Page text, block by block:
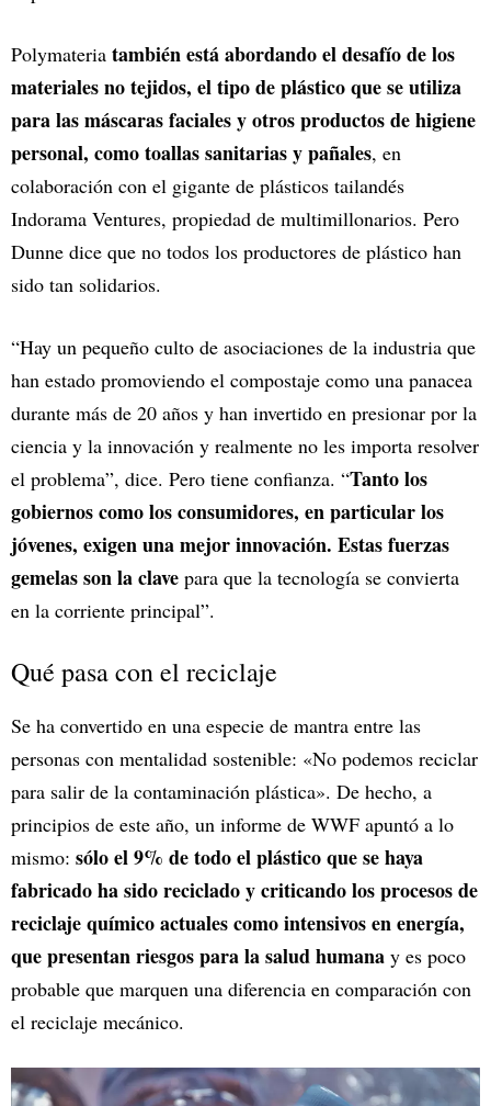
Polymateria también está abordando el desafío de los
materiales no tejidos, el tipo de plástico que se utiliza
para las máscaras faciales y otros productos de higiene
personal, como toallas sanitarias y pañales, en
colaboración con el gigante de plásticos tailandés
Indorama Ventures, propiedad de multimillonarios. Pero
Dunne dice que no todos los productores de plástico han
sido tan solidarios.
“Hay un pequeño culto de asociaciones de la industria que
han estado promoviendo el compostaje como una panacea
durante más de 20 años y han invertido en presionar por la
ciencia y la innovación y realmente no les importa resolver
el problema”, dice. Pero tiene confianza. “Tanto los
gobiernos como los consumidores, en particular los
jóvenes, exigen una mejor innovación. Estas fuerzas
gemelas son la clave para que la tecnología se convierta
en la corriente principal”.
Qué pasa con el reciclaje
Se ha convertido en una especie de mantra entre las
personas con mentalidad sostenible: «No podemos reciclar
para salir de la contaminación plástica». De hecho, a
principios de este año, un informe de WWF apuntó a lo
mismo: sólo el 9% de todo el plástico que se haya
fabricado ha sido reciclado y criticando los procesos de
reciclaje químico actuales como intensivos en energía,
que presentan riesgos para la salud humana y es poco
probable que marquen una diferencia en comparación con
el reciclaje mecánico.